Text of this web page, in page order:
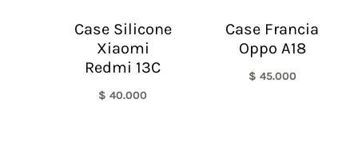
Case Silicone
Xiaomi
Redmi 13C
$ 40.000
Case Francia
Oppo A18
$ 45.000